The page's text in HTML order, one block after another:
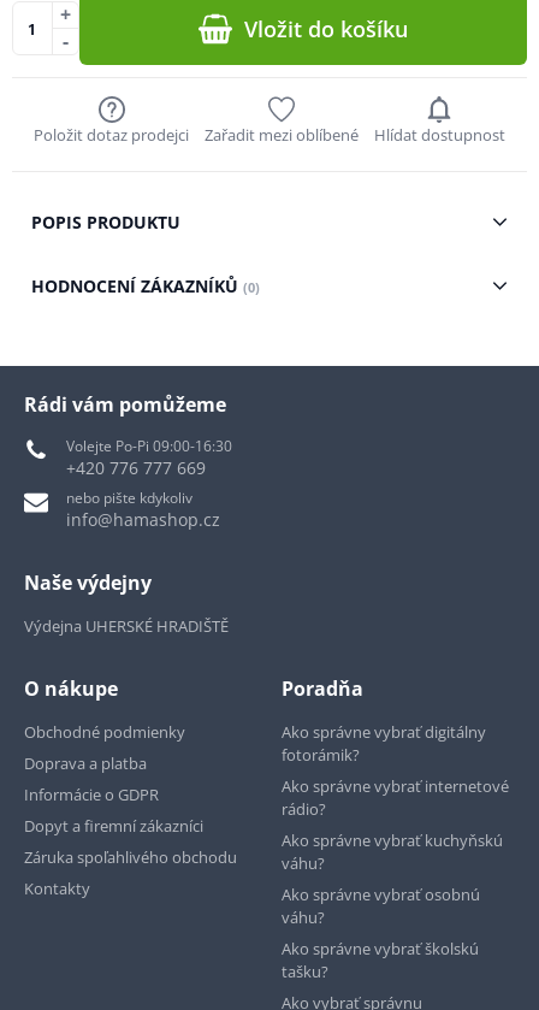
-
+ Vložit do košíku
Položit dotaz prodejci Zařadit mezi oblíbené Hlídat dostupnost
POPIS PRODUKTU
HODNOCENÍ ZÁKAZNÍKŮ (0)
Rádi vám pomůžeme
Volejte Po-Pi 09:00-16:30
+420 776 777 669
nebo pište kdykoliv
info@hamashop.cz
Naše výdejny
Výdejna UHERSKÉ HRADIŠTĚ
O nákupe
Obchodné podmienky
Doprava a platba
Informácie o GDPR
Dopyt a firemní zákazníci
Záruka spoľahlivého obchodu
Kontakty
Poradňa
Ako správne vybrať digitálny
fotorámik?
Ako správne vybrať internetové
rádio?
Ako správne vybrať kuchyňskú
váhu?
Ako správne vybrať osobnú
váhu?
Ako správne vybrať školskú
tašku?
Ako vybrať správnu